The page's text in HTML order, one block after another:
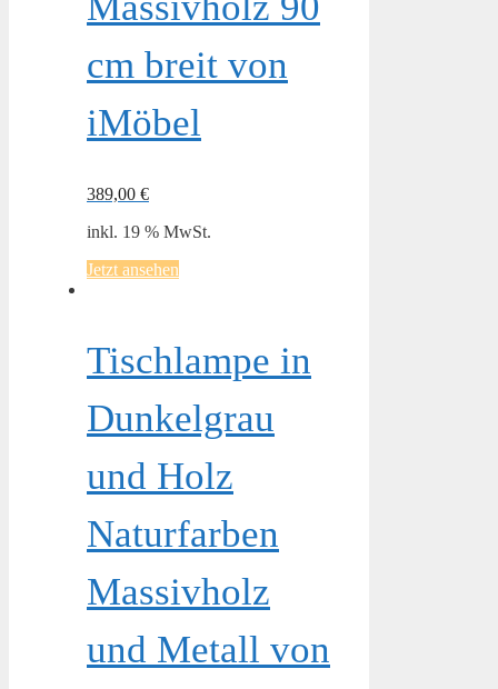
cm breit von
iMöbel
389,00 €
inkl. 19 % MwSt.
Jetzt ansehen
Tischlampe in
Dunkelgrau
und Holz
Naturfarben
Massivholz
und Metall von